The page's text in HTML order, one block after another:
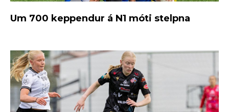
Um 700 keppendur á N1 móti stelpna